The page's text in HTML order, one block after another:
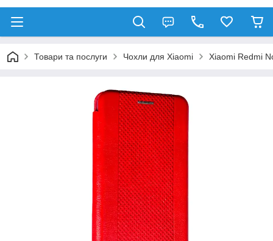
Товари та послуги Чохли для Xiaomi Xiaomi Redmi